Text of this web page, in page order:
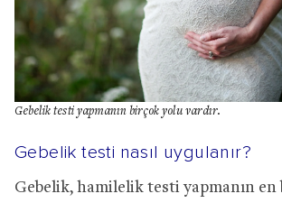
Gebelik testi yapmanın birçok yolu vardır.
Gebelik testi nasıl uygulanır?
Gebelik, hamilelik testi yapmanın